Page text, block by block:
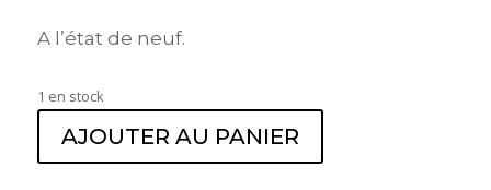
A l’état de neuf.
1 en stock
AJOUTER AU PANIER